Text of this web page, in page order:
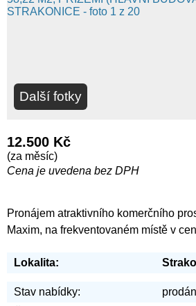
Další fotky
12.500 Kč
(za měsíc)
Cena je uvedena bez DPH
Pronájem atraktivního komerčního
Maxim, na frekventovaném místě v
Lokalita:
Stav nabídky: